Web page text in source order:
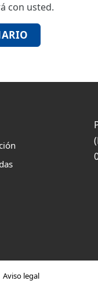
con usted.
Aviso legal